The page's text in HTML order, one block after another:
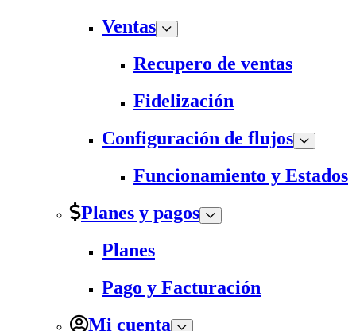
Ventas
Recupero de ventas
Fidelización
Configuración de flujos
Funcionamiento y Estados
Planes y pagos
Planes
Pago y Facturación
Mi cuenta